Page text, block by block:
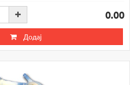
0.00
Додај